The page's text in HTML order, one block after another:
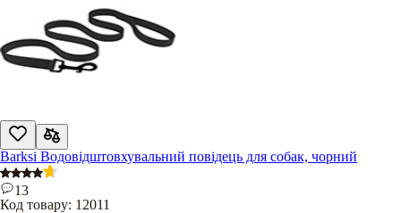
Barksi Водовідштовхувальний повідець для собак, чорний
13
Код товару: 12011